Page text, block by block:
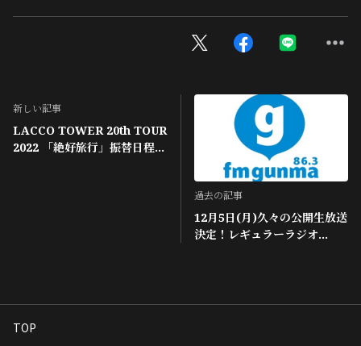
新しい記事
LACCO TOWER 20th TOUR
2022 「絶好旅行」振替日程・
過去の記事
12月5日(月)久々の公開生放送
決定！レギュラーラジオ
TOP